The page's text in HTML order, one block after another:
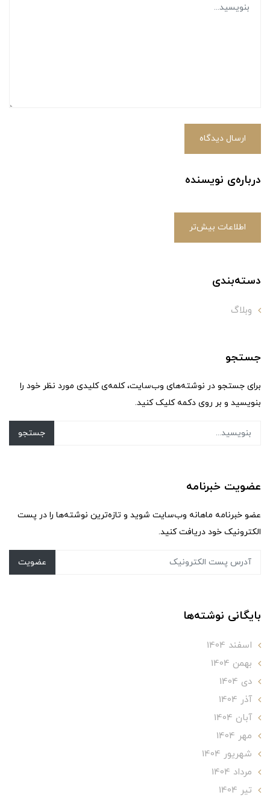
ارسال دیدگاه
درباره‌ی نویسنده
اطلاعات بیش‌تر
دسته‌بندی
وبلاگ
جستجو
برای جستجو در نوشته‌های وب‌سایت، کلمه‌ی کلیدی مورد نظر خود را
بنویسید و بر روی دکمه کلیک کنید.
جستجو
عضویت خبرنامه
عضو خبرنامه ماهانه وب‌سایت شوید و تازه‌ترین نوشته‌ها را در پست
الکترونیک خود دریافت کنید.
عضویت
بایگانی نوشته‌ها
اسفند 1404
بهمن 1404
دی 1404
آذر 1404
آبان 1404
مهر 1404
شهریور 1404
مرداد 1404
تير 1404